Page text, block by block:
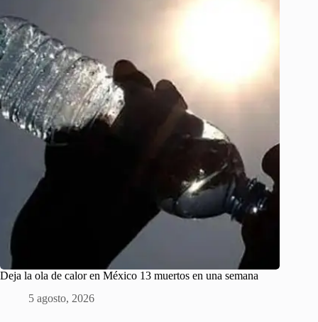
Deja la ola de calor en México 13 muertos en una semana
5 agosto, 2026